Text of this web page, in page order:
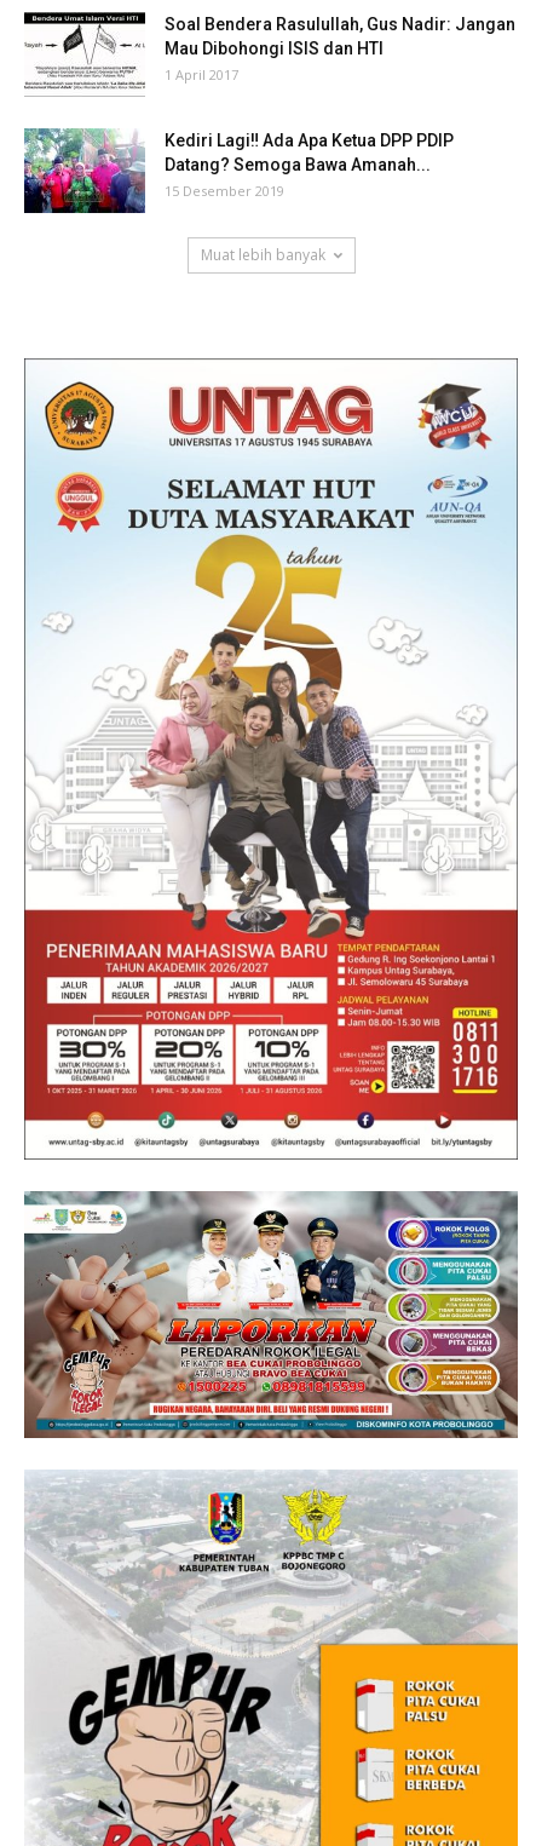
Soal Bendera Rasulullah, Gus Nadir: Jangan
Mau Dibohongi ISIS dan HTI
1 April 2017
Kediri Lagi‼ Ada Apa Ketua DPP PDIP
Datang? Semoga Bawa Amanah...
15 Desember 2019
Muat lebih banyak